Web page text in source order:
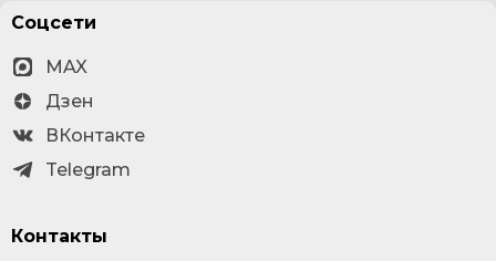
Соцсети
MAX
Дзен
ВКонтакте
Telegram
Контакты